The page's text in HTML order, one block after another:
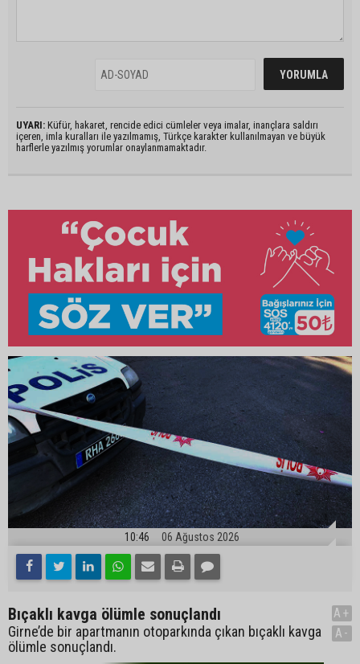
UYARI: Küfür, hakaret, rencide edici cümleler veya imalar, inançlara saldırı
içeren, imla kuralları ile yazılmamış, Türkçe karakter kullanılmayan ve büyük
harflerle yazılmış yorumlar onaylanmamaktadır.
10:46 06 Ağustos 2026
Bıçaklı kavga ölümle sonuçlandı
Girne’de bir apartmanın otoparkında çıkan bıçaklı kavga
ölümle sonuçlandı.
A+
A-